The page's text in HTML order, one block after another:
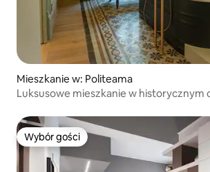
Mieszkanie w: Politeama
Luksusowe mieszkanie w historycznym
Wybór gości
Wybór gości